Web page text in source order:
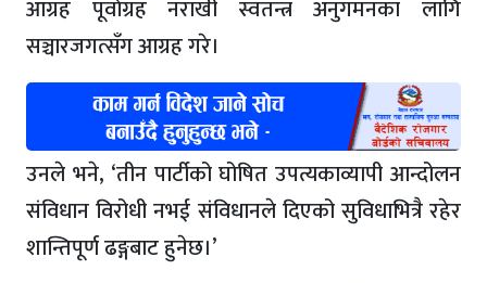
आग्रह पूर्वाग्रह नराखी स्वतन्त्र अनुगमनका लागि
सञ्चारजगत्सँग आग्रह गरे।
उनले भने, ‘तीन पार्टीको घोषित उपत्यकाव्यापी आन्दोलन
संविधान विरोधी नभई संविधानले दिएको सुविधाभित्रै रहेर
शान्तिपूर्ण ढङ्गबाट हुनेछ।’